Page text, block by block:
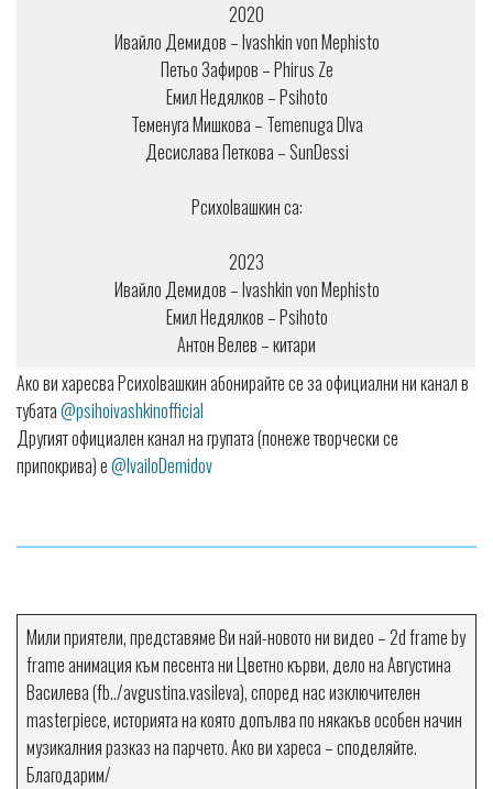
2020
Ивайло Демидов – Ivashkin von Mephisto
Петьо Зафиров – Phirus Ze
Емил Недялков – Psihoto
Теменуга Мишкова – Temenuga DIva
Десислава Петкова – SunDessi
PсихоIвашкин са:
2023
Ивайло Демидов – Ivashkin von Mephisto
Емил Недялков – Psihoto
Антон Велев – китари
Ако ви харесва PсихоIвашкин абонирайте се за официални ни канал в
тубата@psihoivashkinofficial
Другият официален канал на групата (понеже творчески се
припокрива) е@IvailoDemidov
Мили приятели, представяме Ви най-новото ни видео – 2d frame by
frame анимация към песента ни Цветно кърви, дело на Августина
Василева (fb../avgustina.vasileva), според нас изключителен
masterpiece, историята на която допълва по някакъв особен начин
музикалния разказ на парчето. Ако ви хареса – споделяйте.
Благодарим/